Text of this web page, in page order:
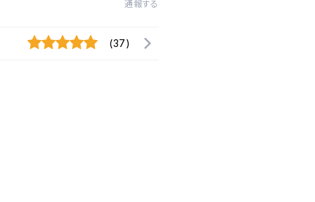
通報する
(37)